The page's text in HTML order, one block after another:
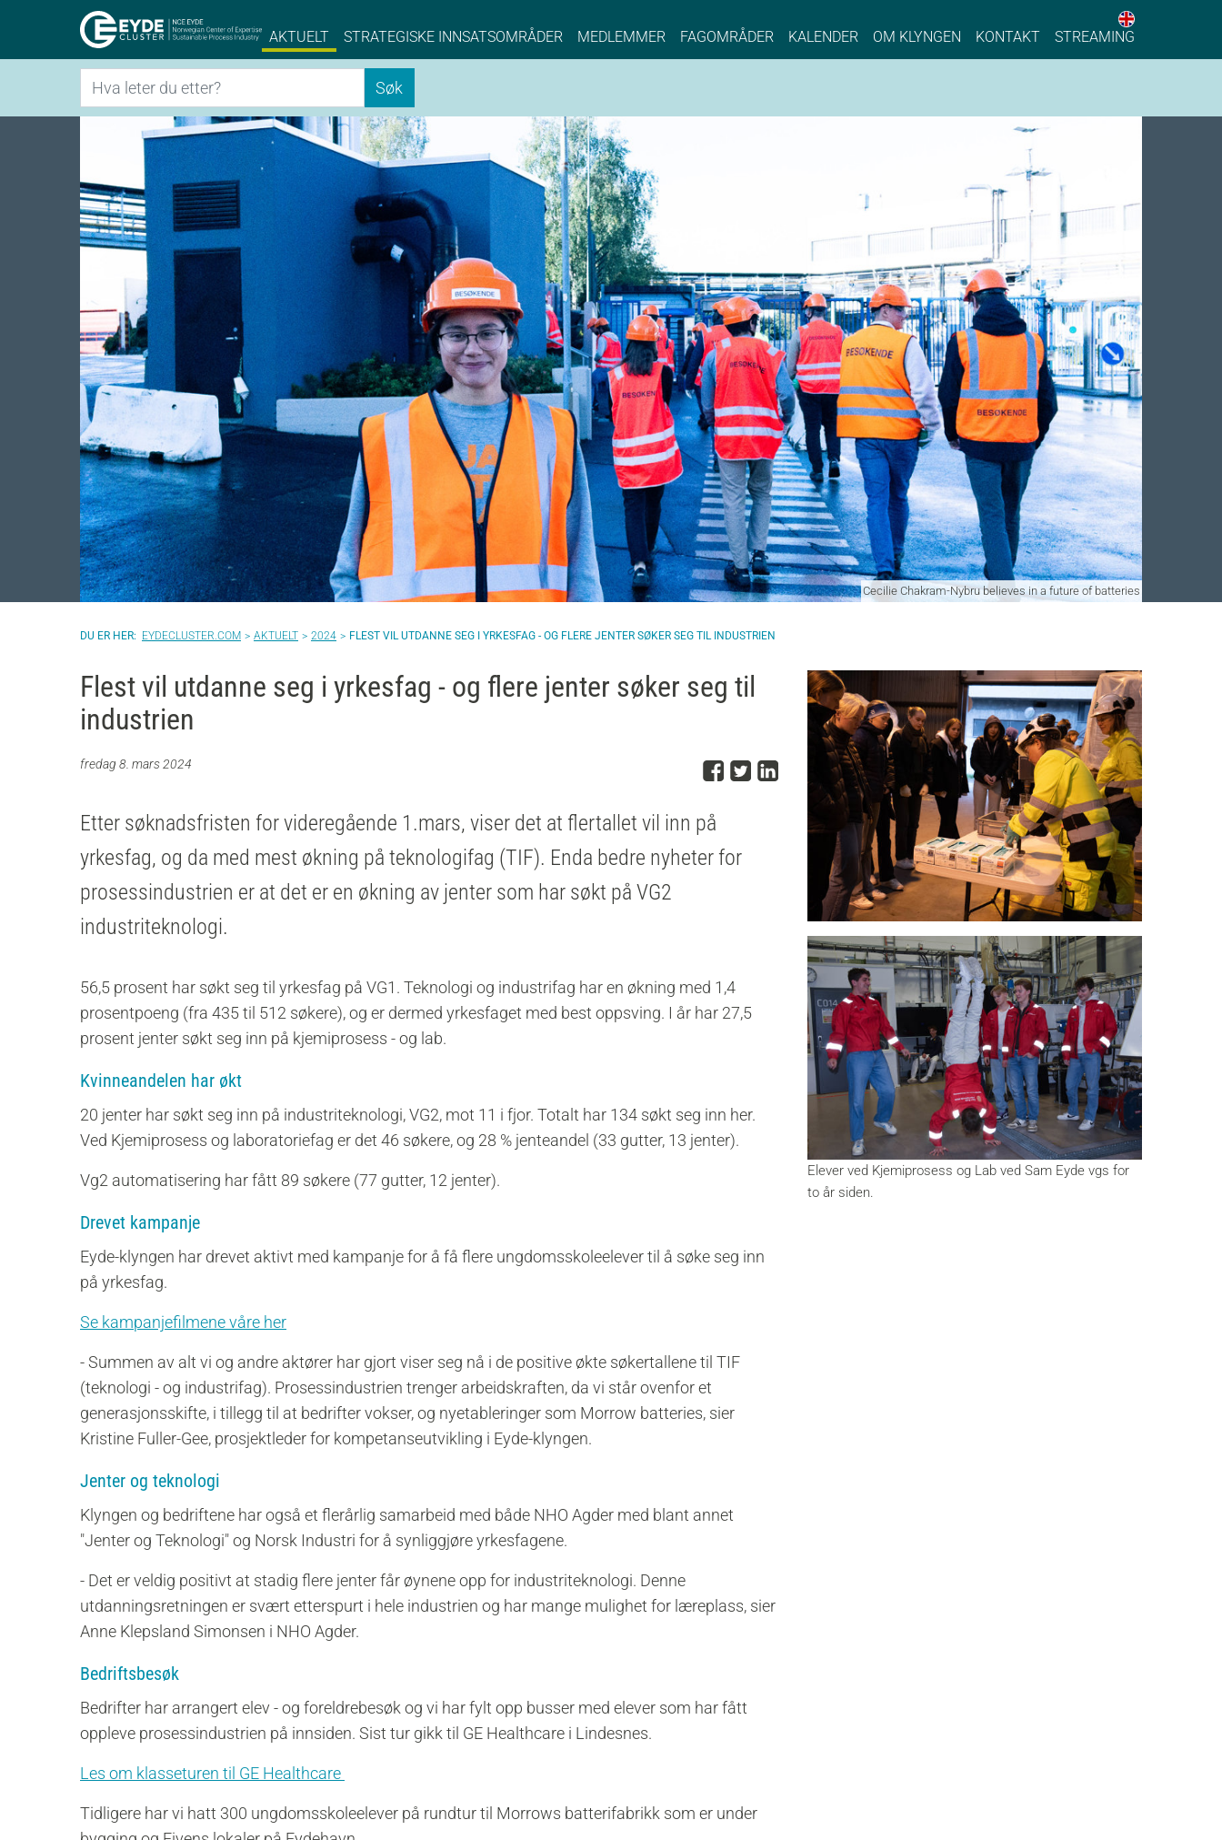
Eyde-Cluster | NCE EYDE, Norwegian Center of Expertise, Sustainable Process Industry
AKTUELT STRATEGISKE INNSATSOMRÅDER MEDLEMMER FAGOMRÅDER KALENDER OM KLYNGEN KONTAKT STREAMING
English
Søk Søk
Cecilie Chakram-Nybru believes in a future of batteries
EYDECLUSTER.COM AKTUELT 2024 FLEST VIL UTDANNE SEG I YRKESFAG - OG FLERE JENTER SØKER SEG TIL INDUSTRIEN
Flest vil utdanne seg i yrkesfag - og flere jenter søker seg til
industrien
fredag 8. mars 2024 Del på Facebook
Del på Twitter
Del på LinkedIn
Etter søknadsfristen for videregående 1.mars, viser det at flertallet vil inn på
yrkesfag, og da med mest økning på teknologifag (TIF). Enda bedre nyheter for
prosessindustrien er at det er en økning av jenter som har søkt på VG2
industriteknologi.
56,5 prosent har søkt seg til yrkesfag på VG1. Teknologi og industrifag har en økning med 1,4
prosentpoeng (fra 435 til 512 søkere), og er dermed yrkesfaget med best oppsving. I år har 27,5
prosent jenter søkt seg inn på kjemiprosess - og lab.
Kvinneandelen har økt
20 jenter har søkt seg inn på industriteknologi, VG2, mot 11 i fjor. Totalt har 134 søkt seg inn her.
Ved Kjemiprosess og laboratoriefag er det 46 søkere, og 28 % jenteandel (33 gutter, 13 jenter).
Vg2 automatisering har fått 89 søkere (77 gutter, 12 jenter).
Drevet kampanje
Eyde-klyngen har drevet aktivt med kampanje for å få flere ungdomsskoleelever til å søke seg inn
på yrkesfag.
Se kampanjefilmene våre her
- Summen av alt vi og andre aktører har gjort viser seg nå i de positive økte søkertallene til TIF
(teknologi - og industrifag). Prosessindustrien trenger arbeidskraften, da vi står ovenfor et
generasjonsskifte, i tillegg til at bedrifter vokser, og nyetableringer som Morrow batteries, sier
Kristine Fuller-Gee, prosjektleder for kompetanseutvikling i Eyde-klyngen.
Jenter og teknologi
Klyngen og bedriftene har også et flerårlig samarbeid med både NHO Agder med blant annet
"Jenter og Teknologi" og Norsk Industri for å synliggjøre yrkesfagene.
- Det er veldig positivt at stadig flere jenter får øynene opp for industriteknologi. Denne
utdanningsretningen er svært etterspurt i hele industrien og har mange mulighet for læreplass, sier
Anne Klepsland Simonsen i NHO Agder.
Bedriftsbesøk
Bedrifter har arrangert elev - og foreldrebesøk og vi har fylt opp busser med elever som har fått
oppleve prosessindustrien på innsiden. Sist tur gikk til GE Healthcare i Lindesnes.
Les om klasseturen til GE Healthcare
Tidligere har vi hatt 300 ungdomsskoleelever på rundtur til Morrows batterifabrikk som er under
Elever ved Kjemiprosess og Lab ved Sam Eyde vgs for
to år siden.